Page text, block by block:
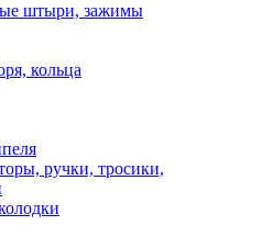
штыри, зажимы
кольца
ручки, тросики,